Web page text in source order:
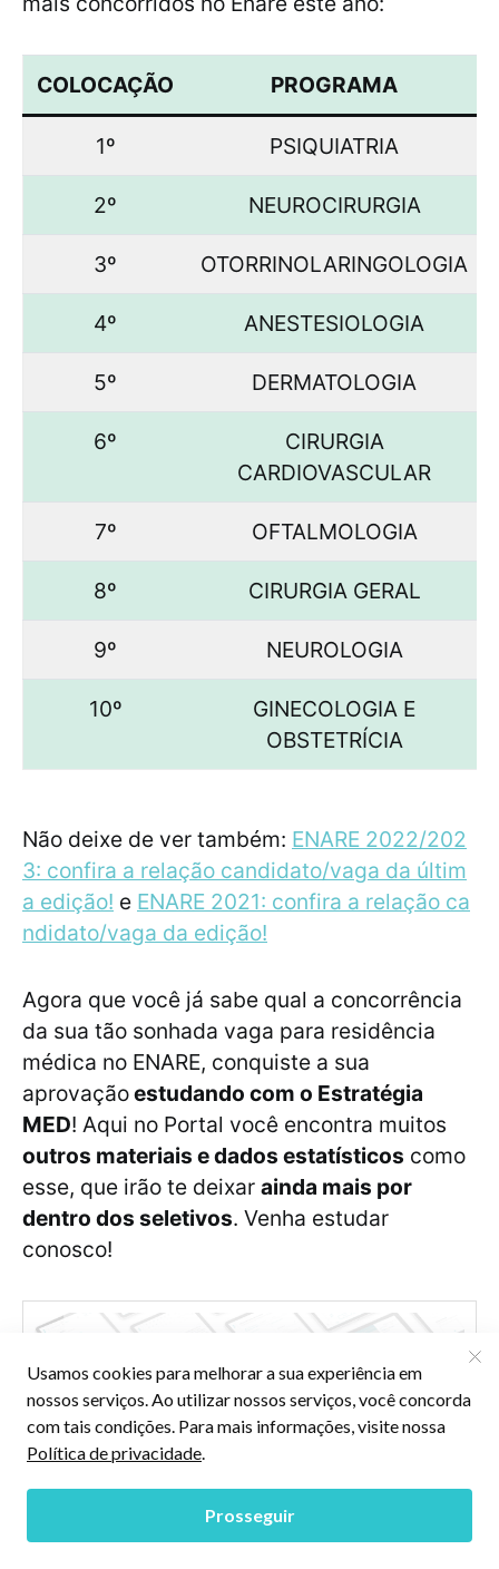
COLOCAÇÃO PROGRAMA
1º PSIQUIATRIA
2º NEUROCIRURGIA
3º OTORRINOLARINGOLOGIA
4º ANESTESIOLOGIA
5º DERMATOLOGIA
6º
CIRURGIA
CARDIOVASCULAR
7º OFTALMOLOGIA
8º CIRURGIA GERAL
9º NEUROLOGIA
10º
GINECOLOGIA E
OBSTETRÍCIA
Não deixe de ver também: ENARE 2022/202
3: confira a relação candidato/vaga da últim
a edição! e ENARE 2021: confira a relação ca
ndidato/vaga da edição!
Agora que você já sabe qual a concorrência
da sua tão sonhada vaga para residência
médica no ENARE, conquiste a sua
aprovaçãoestudando com o Estratégia
MED! Aqui no Portal você encontra muitos
outros materiais e dados estatísticos como
esse, que irão te deixar ainda mais por
dentro dos seletivos. Venha estudar
conosco!